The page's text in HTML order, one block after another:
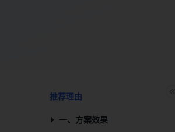
推荐理由​
一、方案效果​